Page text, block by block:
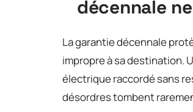
décennale
La garantie décennale
impropre à sa destination.
électrique raccordé sans
désordres tombent